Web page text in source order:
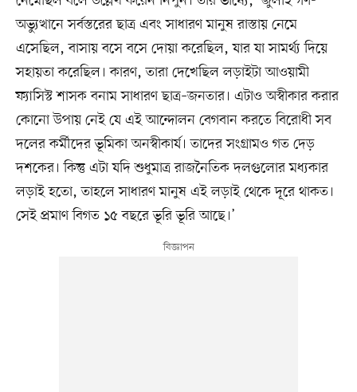
অভ্যুত্থানে সর্বস্তরের ছাত্র এবং সাধারণ মানুষ রাস্তায় নেমে
এসেছিল, বাসায় বসে বসে দোয়া করেছিল, যার যা সামর্থ্য দিয়ে
সহায়তা করেছিল। কারণ, তারা দেখেছিল লড়াইটা আওয়ামী
ফ্যাসিস্ট শাসক বনাম সাধারণ ছাত্র–জনতার। এটাও অস্বীকার করার
কোনো উপায় নেই যে এই আন্দোলন বেগবান করতে বিরোধী সব
দলের কর্মীদের ভূমিকা অনস্বীকার্য। তাদের সংগ্রামও গত দেড়
দশকের। কিন্তু এটা যদি শুধুমাত্র রাজনৈতিক দলগুলোর মধ্যকার
লড়াই হতো, তাহলে সাধারণ মানুষ এই লড়াই থেকে দূরে থাকত।
সেই প্রমাণ বিগত ১৫ বছরে ভূরি ভূরি আছে।’